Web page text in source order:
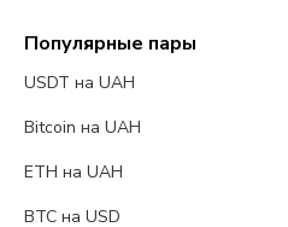
Популярные пары
USDT на UAH
Bitcoin на UAH
ETH на UAH
BTC на USD